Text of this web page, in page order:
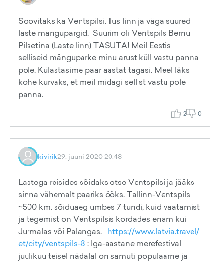
Soovitaks ka Ventspilsi. Ilus linn ja väga suured
laste mängupargid. Suurim oli Ventspils Bernu
Pilsetina (Laste linn) TASUTA! Meil Eestis
selliseid mänguparke minu arust küll vastu panna
pole. Külastasime paar aastat tagasi. Meel läks
kohe kurvaks, et meil midagi sellist vastu pole
panna.
2 0
kivirik29. juuni 2020 20:48
Lastega reisides sõidaks otse Ventspilsi ja jääks
sinna vähemalt paariks ööks. Tallinn-Ventspils
~500 km, sõiduaeg umbes 7 tundi, kuid vaatamist
ja tegemist on Ventspilsis kordades enam kui
Jurmalas või Palangas. https://www.latvia.travel/
et/city/ventspils-8 : Iga-aastane merefestival
juulikuu teisel nädalal on samuti populaarne ja